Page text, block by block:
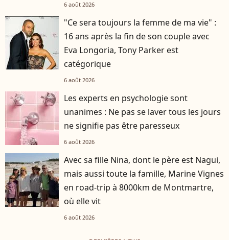
6 août 2026
"Ce sera toujours la femme de ma vie" :
16 ans après la fin de son couple avec
Eva Longoria, Tony Parker est
catégorique
6 août 2026
Les experts en psychologie sont
unanimes : Ne pas se laver tous les jours
ne signifie pas être paresseux
6 août 2026
Avec sa fille Nina, dont le père est Nagui,
mais aussi toute la famille, Marine Vignes
en road-trip à 8000km de Montmartre,
où elle vit
6 août 2026